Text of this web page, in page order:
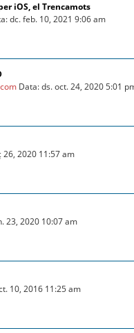
iOS, el Trencamots
dc. feb. 10, 2021 9:06 am
Data: ds. oct. 24, 2020 5:01
26, 2020 11:57 am
23, 2020 10:07 am
10, 2016 11:25 am